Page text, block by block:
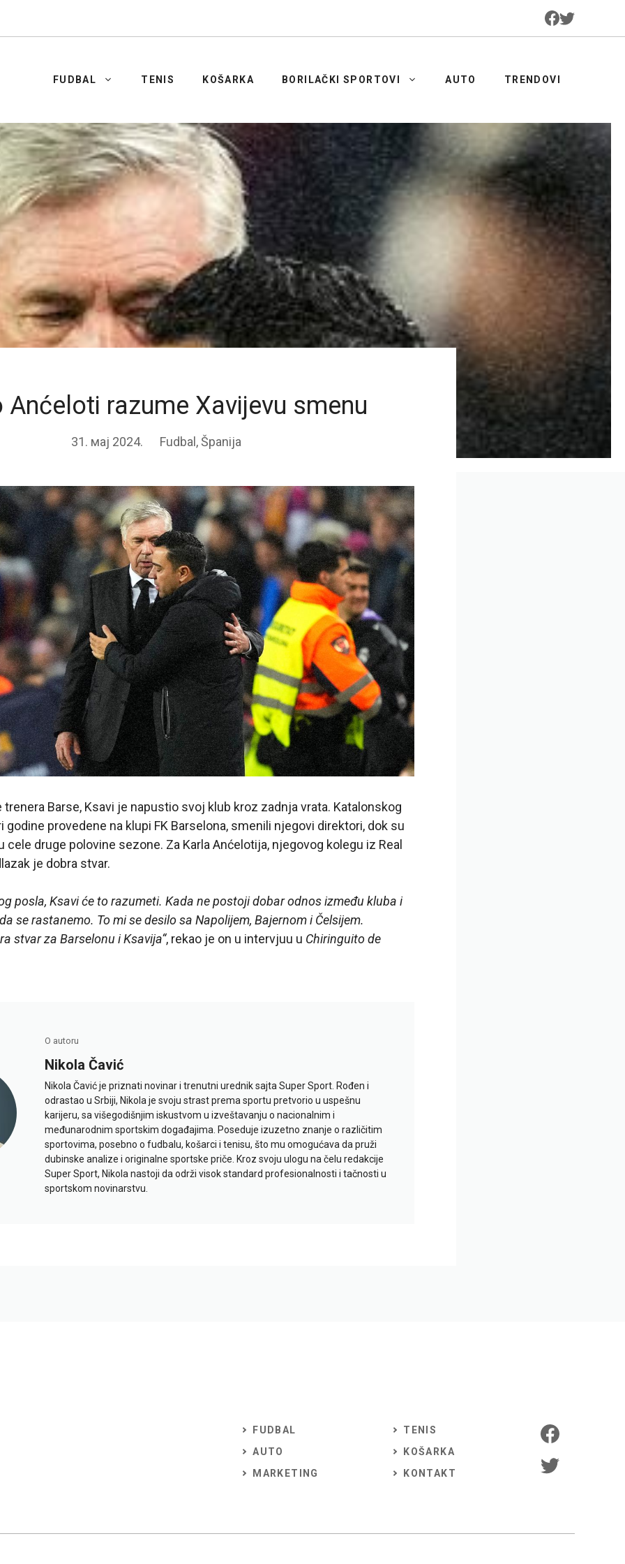
FUDBAL TENIS KOŠARKA BORILAČKI SPORTOVI AUTO TRENDOVI
Anćeloti razume Xavijevu smenu
31. мај 2024. Fudbal ,Španija
Barse, Ksavi je napustio svoj klub kroz zadnja vrata. Katalonskog
godine provedene na klupi FK Barselona, smenili njegovi direktori, dok su
cele druge polovine sezone. Za Karla Anćelotija, njegovog kolegu iz Real
je dobra stvar.
posla, Ksavi će to razumeti. Kada ne postoji dobar odnos između kluba i
se rastanemo. To mi se desilo sa Napolijem, Bajernom i Čelsijem.
stvar za Barselonu i Ksavija“, rekao je on u intervjuu u Chiringuito de
O autoru
Nikola Čavić
Nikola Čavić je priznati novinar i trenutni urednik sajta Super Sport. Rođen i
odrastao u Srbiji, Nikola je svoju strast prema sportu pretvorio u uspešnu
karijeru, sa višegodišnjim iskustvom u izveštavanju o nacionalnim i
međunarodnim sportskim događajima. Poseduje izuzetno znanje o različitim
sportovima, posebno o fudbalu, košarci i tenisu, što mu omogućava da pruži
dubinske analize i originalne sportske priče. Kroz svoju ulogu na čelu redakcije
Super Sport, Nikola nastoji da održi visok standard profesionalnosti i tačnosti u
sportskom novinarstvu.
FUDBAL
AUTO
MARKETING
TENIS
KOŠARKA
KONTAKT